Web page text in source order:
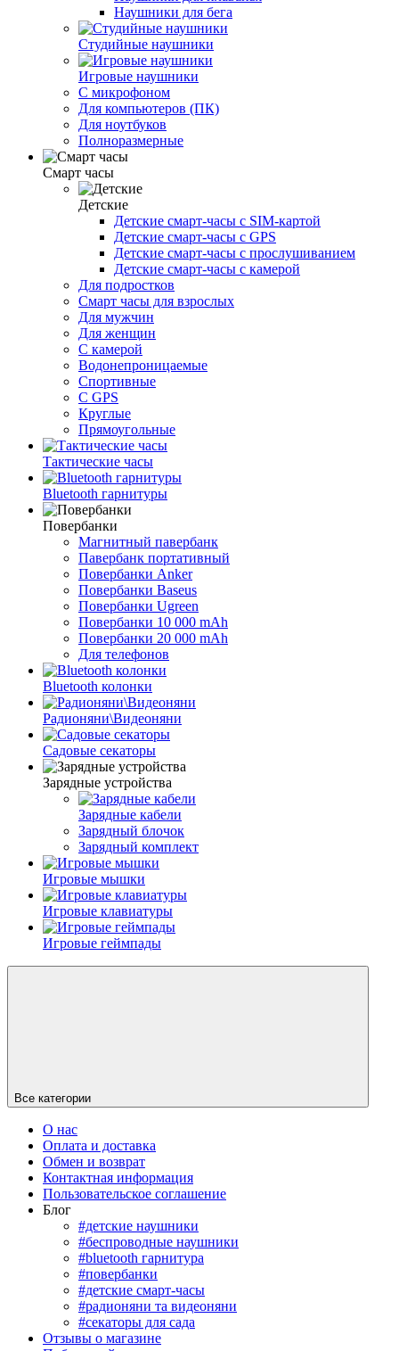
Наушники для бега
Студийные наушники
Игровые наушники
С микрофоном
Для компьютеров (ПК)
Для ноутбуков
Полноразмерные
Смарт часы
Детские
Детские смарт-часы с SIM-картой
Детские смарт-часы с GPS
Детские смарт-часы с прослушиванием
Детские смарт-часы с камерой
Для подростков
Смарт часы для взрослых
Для мужчин
Для женщин
С камерой
Водонепроницаемые
Спортивные
С GPS
Круглые
Прямоугольные
Тактические часы
Bluetooth гарнитуры
Повербанки
Магнитный павербанк
Павербанк портативный
Повербанки Anker
Повербанки Baseus
Повербанки Ugreen
Повербанки 10 000 mAh
Повербанки 20 000 mAh
Для телефонов
Bluetooth колонки
Радионяни\Видеоняни
Садовые секаторы
Зарядные устройства
Зарядные кабели
Зарядный блочок
Зарядный комплект
Игровые мышки
Игровые клавиатуры
Игровые геймпады
Все категории
О нас
Оплата и доставка
Обмен и возврат
Контактная информация
Пользовательское соглашение
Блог
#детские наушники
#беспроводные наушники
#bluetooth гарнитура
#повербанки
#детские смарт-часы
#радионяни та видеоняни
#секаторы для сада
Отзывы о магазине